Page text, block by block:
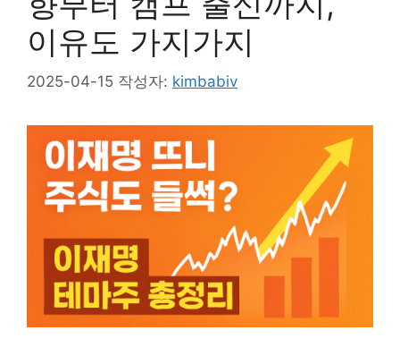
이유도 가지가지
2025-04-15 작성자: kimbabiv